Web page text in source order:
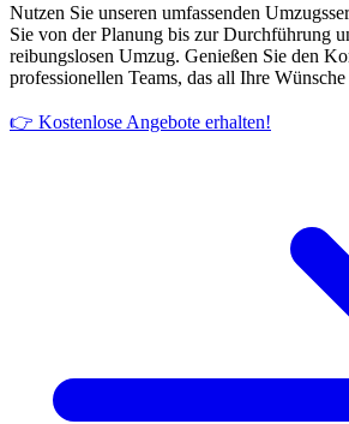
Nutzen Sie unseren umfassenden
Sie von der Planung bis zur Durchführung
reibungslosen Umzug. Genießen Sie den
professionellen Teams, das all Ihre
👉 Kostenlose Angebote erhalten!